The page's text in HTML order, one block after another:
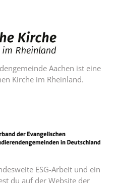
Aachen ist eine
Kirche im Rheinland.
ESG-Arbeit und ein
du auf der Website der